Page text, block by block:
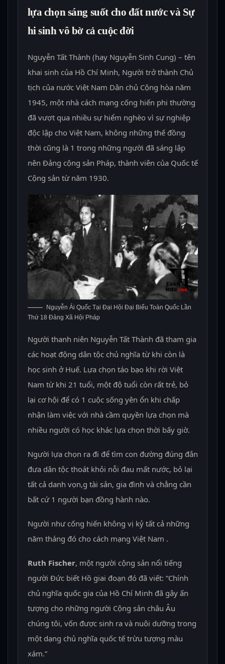
lựa chọn sáng suốt cho đất nước và Sự
hi sinh vô bờ cả cuộc đời
Nguyễn Tất Thành (hay Nguyễn Sinh Cung) – tên
khai sinh của Hồ Chí Minh, Người trở thành Chủ
tịch của nước Việt Nam Dân chủ Cộng hòa năm
1945, một nhà cách mạng cống hiến phi thường
đã vượt qua nhiều sự hiểm nghèo vì sự nghiệp
độc lập cho Việt Nam, không những thế đồng
thời cũng là 1 trong những người đã sáng lập
nên Đảng cộng sản Pháp, thành viên của Quốc tế
Cộng sản từ năm 1930.
Nguyễn Ái Quốc Tại Đại Hội Đại Biểu Toàn Quốc Lần
Thứ 18 Đảng Xã Hội Pháp
Người thanh niên Nguyễn Tất Thành đã tham gia
các hoạt động dân tộc chủ nghĩa từ khi còn là
học sinh ở Huế. Lựa chọn táo bạo khi rời Việt
Nam từ khi 21 tuổi, một độ tuổi còn rất trẻ, bỏ
lại cơ hội để có 1 cuộc sống yên ổn khi chấp
nhận làm việc với nhà cầm quyền lựa chọn mà
nhiều người có học khác lựa chọn thời bấy giờ.
Người lựa chọn ra đi để tìm con đường đúng đắn
đưa dân tộc thoát khỏi nỗi đau mất nước, bỏ lại
tất cả danh vọn,g tài sản, gia đình và chẳng cần
bất cứ 1 người bạn đồng hành nào.
Người như cống hiến không vị kỷ tất cả những
năm tháng đó cho cách mạng Việt Nam .
Ruth Fischer, một người cộng sản nổi tiếng
người Đức biết Hồ giai đoạn đó đã viết: “Chính
chủ nghĩa quốc gia của Hồ Chí Minh đã gây ấn
tượng cho những người Cộng sản châu Âu
chúng tôi, vốn được sinh ra và nuôi dưỡng trong
một dạng chủ nghĩa quốc tế trừu tượng màu
xám.”